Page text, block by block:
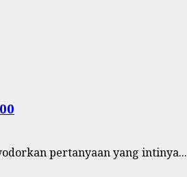
pertanyaan yang intinya...